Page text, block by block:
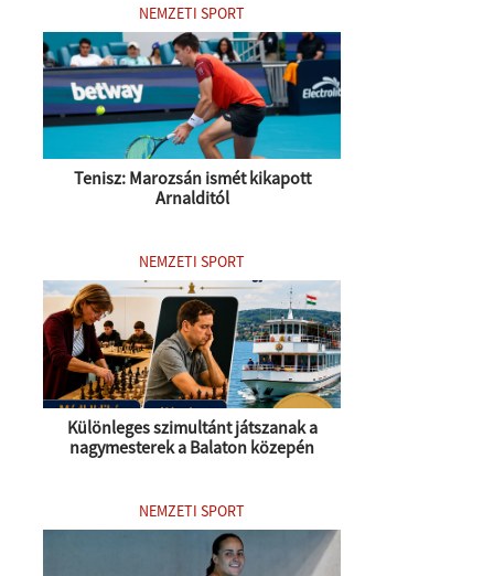
NEMZETI SPORT
Tenisz: Marozsán ismét kikapott
Arnalditól
NEMZETI SPORT
Különleges szimultánt játszanak a
nagymesterek a Balaton közepén
NEMZETI SPORT